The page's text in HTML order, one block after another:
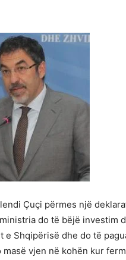
Çuçi përmes një
do të bëjë investim
e Shqipërisë dhe do të
masë vjen në kohën kur